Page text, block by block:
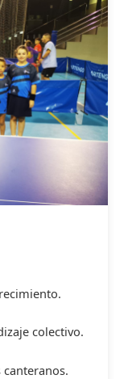
colectivo.